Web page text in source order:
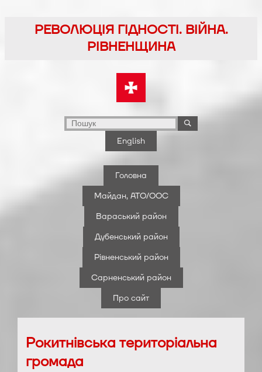
РЕВОЛЮЦІЯ ГІДНОСТІ. ВІЙНА.
РІВНЕНЩИНА
English
Головна
Майдан, АТО/ООС
Вараський район
Дубенський район
Рівненський район
Сарненський район
Про сайт
Рокитнівська територіальна
громада